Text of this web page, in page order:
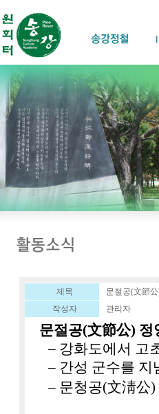
제목
문절공(文節
작성자
관리자
문절공(文節公) 정
– 강화도에서 고
– 간성 군수를 지
– 문청공(文淸公)